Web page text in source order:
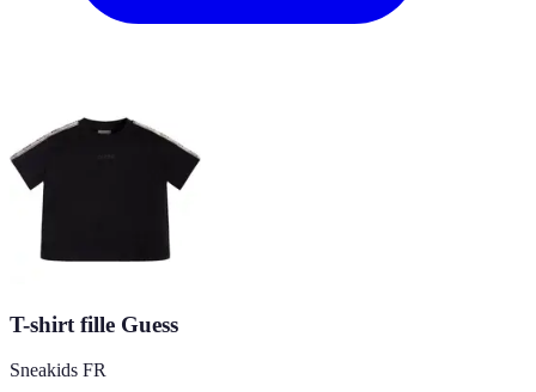
T-shirt fille Guess
Sneakids FR